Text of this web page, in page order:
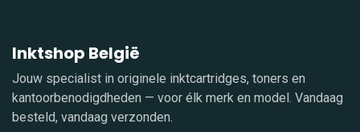
Inktshop België
Jouw specialist in originele inktcartridges, toners en
kantoorbenodigdheden — voor élk merk en model. Vandaag
besteld, vandaag verzonden.